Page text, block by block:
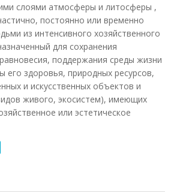
слоями атмосферы и литосферы ,
постоянно или временно
из интенсивного хозяйственного
для сохранения
поддержания среды жизни
его здоровья, природных ресурсов,
и искусственных объектов и
живого, экосистем), имеющих
или эстетическое